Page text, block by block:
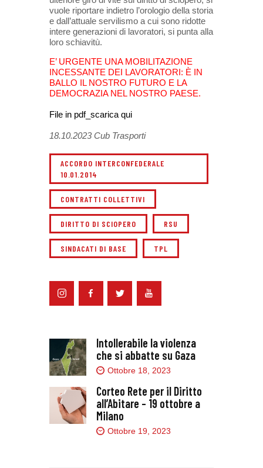
vuole riportare indietro l’orologio della storia
e dall’attuale servilismo a cui sono ridotte
intere generazioni di lavoratori, si punta alla
loro schiavitù.
E’ URGENTE UNA MOBILITAZIONE
INCESSANTE DEI LAVORATORI: È IN
BALLO IL NOSTRO FUTURO E LA
DEMOCRAZIA NEL NOSTRO PAESE.
File in pdf_scarica qui
18.10.2023 Cub Trasporti
ACCORDO INTERCONFEDERALE
10.01.2014
CONTRATTI COLLETTIVI
DIRITTO DI SCIOPERO RSU
SINDACATI DI BASE TPL
Intollerabile la violenza
che si abbatte su Gaza
Ottobre 18, 2023
Corteo Rete per il Diritto
all’Abitare – 19 ottobre a
Milano
Ottobre 19, 2023